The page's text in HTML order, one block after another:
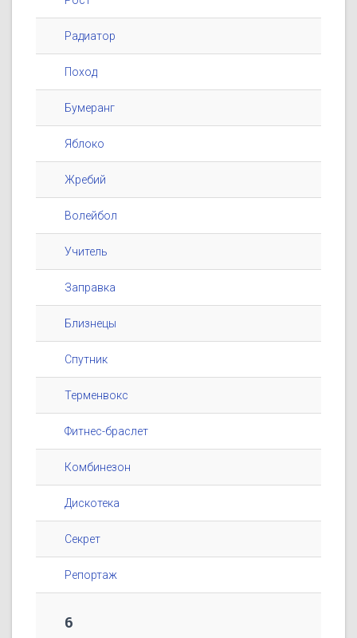
Радиатор
Поход
Бумеранг
Яблоко
Жребий
Волейбол
Учитель
Заправка
Близнецы
Спутник
Терменвокс
Фитнес-браслет
Комбинезон
Дискотека
Секрет
Репортаж
6